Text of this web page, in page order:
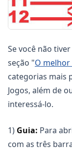
Se você não
seção "O melhor
categorias mais
Jogos, além de
interessá-lo.
1) Guia: Para
com as três